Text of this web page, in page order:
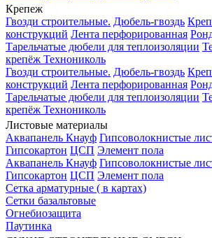
Крепеж
Гвозди строительные. Дюбель-гвоздь
конструкций Лента перфорированная
Тарельчатые дюбели для теплоизоляции
крепёж Технониколь
Гвозди строительные. Дюбель-гвоздь
конструкций Лента перфорированная
Тарельчатые дюбели для теплоизоляции
крепёж Технониколь
Листовые материалы
Аквапанель Кнауф Гипсоволокнистые
Гипсокартон ЦСП Элемент пола
Аквапанель Кнауф Гипсоволокнистые
Гипсокартон ЦСП Элемент пола
Сетка арматурные ( в картах)
Сетки базальтовые
Огнебиозащита
Паутинка